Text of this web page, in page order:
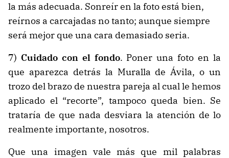
la más adecuada. Sonreír en la foto está bien,
reírnos a carcajadas no tanto; aunque siempre
será mejor que una cara demasiado seria.
7) Cuidado con el fondo. Poner una foto en la
que aparezca detrás la Muralla de Ávila, o un
trozo del brazo de nuestra pareja al cual le hemos
aplicado el “recorte”, tampoco queda bien. Se
trataría de que nada desviara la atención de lo
realmente importante, nosotros.
Que una imagen vale más que mil palabras